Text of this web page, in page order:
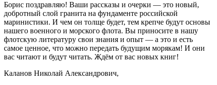
Борис поздравляю! Ваши рассказы и очерки — это новый,
добротный слой гранита на фундаменте российской
маринистики. И чем он толще будет, тем крепче будут основы
нашего военного и морского флота. Вы приносите в нашу
флотскую литературу свои знания и опыт — а это и есть
самое ценное, что можно передать будущим морякам! И они
вас читают и будут читать. Ждём от вас новых книг!
Каланов Николай Александрович,